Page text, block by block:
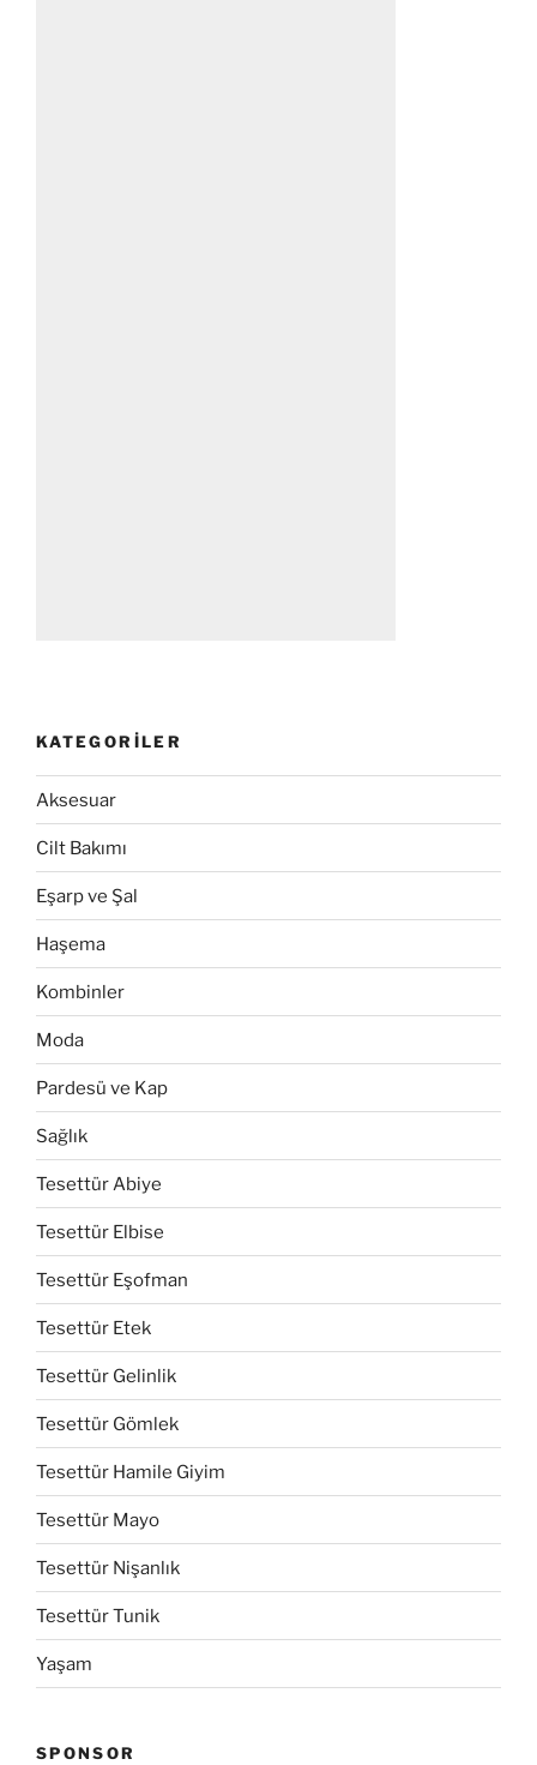
KATEGORILER
Aksesuar
Cilt Bakımı
Eşarp ve Şal
Haşema
Kombinler
Moda
Pardesü ve Kap
Sağlık
Tesettür Abiye
Tesettür Elbise
Tesettür Eşofman
Tesettür Etek
Tesettür Gelinlik
Tesettür Gömlek
Tesettür Hamile Giyim
Tesettür Mayo
Tesettür Nişanlık
Tesettür Tunik
Yaşam
SPONSOR